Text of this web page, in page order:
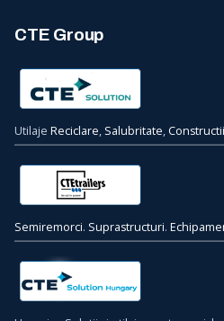
CTE Group
Utilaje Reciclare, Salubritate, Constructii
Semiremorci. Suprastructuri.